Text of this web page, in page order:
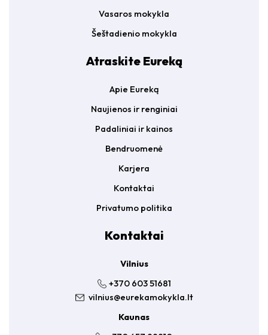
Vasaros mokykla
Šeštadienio mokykla
Atraskite Eureką
Apie Eureką
Naujienos ir renginiai
Padaliniai ir kainos
Bendruomenė
Karjera
Kontaktai
Privatumo politika
Kontaktai
Vilnius
+370 603 51681
vilnius@eurekamokykla.lt
Kaunas